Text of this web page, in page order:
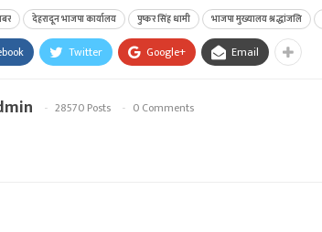
देहरादून भाजपा कार्यालय पुष्कर सिंह धामी भाजपा मुख्यालय श्रद्धांजलि
Twitter Google+ Email
28570 Posts 0 Comments